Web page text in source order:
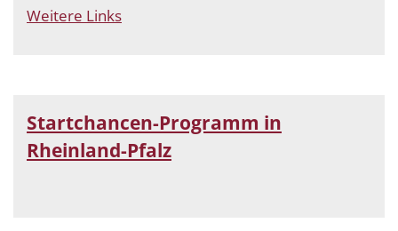
Weitere Links
Startchancen-Programm in
Rheinland-Pfalz